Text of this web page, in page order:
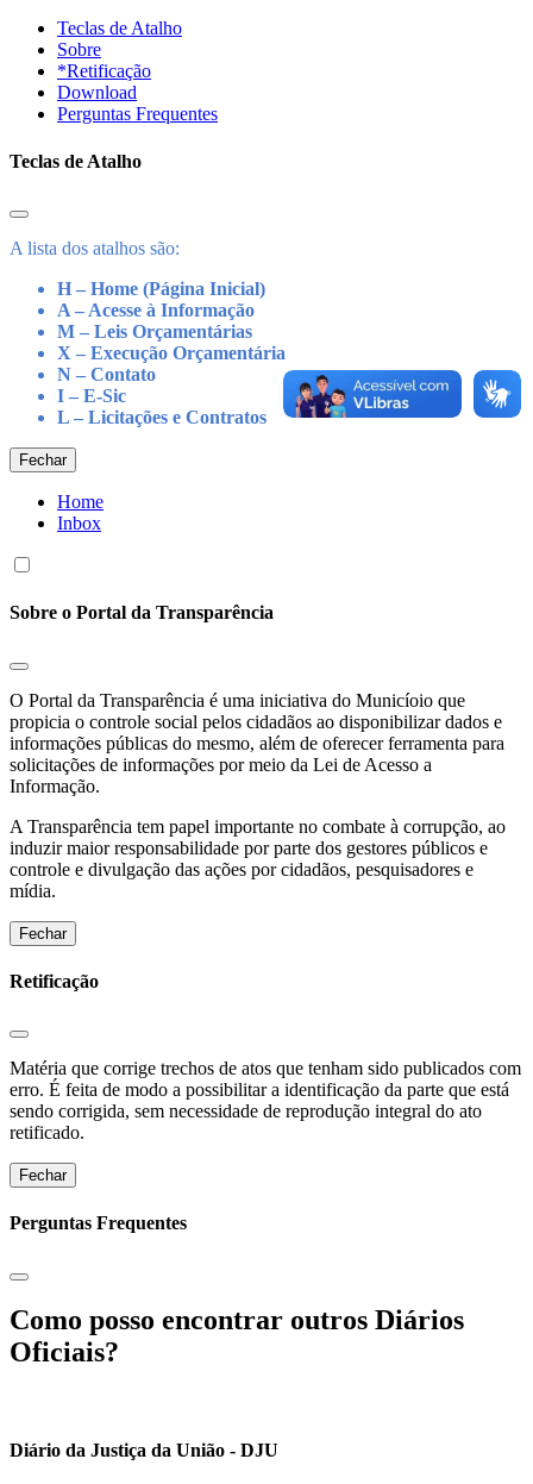
Teclas de Atalho
Sobre
*Retificação
Download
Perguntas Frequentes
Teclas de Atalho
A lista dos atalhos são:
H – Home (Página Inicial)
A – Acesse à Informação
M – Leis Orçamentárias
X – Execução Orçamentária
N – Contato
I – E-Sic
L – Licitações e Contratos
Fechar
Home
Inbox
Sobre o Portal da Transparência
O Portal da Transparência é uma iniciativa do Municíoio que
propicia o controle social pelos cidadãos ao disponibilizar dados e
informações públicas do mesmo, além de oferecer ferramenta para
solicitações de informações por meio da Lei de Acesso a
Informação.
A Transparência tem papel importante no combate à corrupção, ao
induzir maior responsabilidade por parte dos gestores públicos e
controle e divulgação das ações por cidadãos, pesquisadores e
mídia.
Fechar
Retificação
Matéria que corrige trechos de atos que tenham sido publicados com
erro. É feita de modo a possibilitar a identificação da parte que está
sendo corrigida, sem necessidade de reprodução integral do ato
retificado.
Fechar
Perguntas Frequentes
Como posso encontrar outros Diários
Oficiais?
Diário da Justiça da União - DJU